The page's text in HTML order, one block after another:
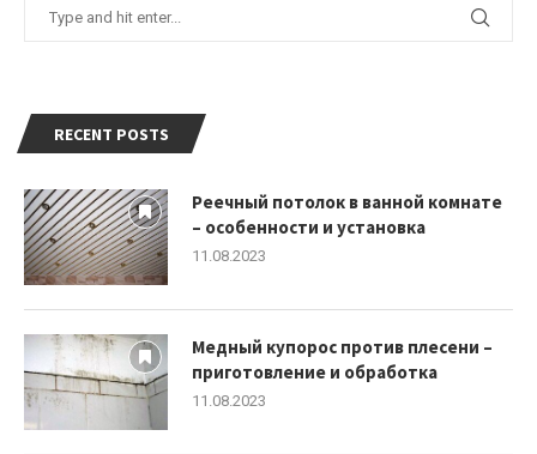
RECENT POSTS
Реечный потолок в ванной комнате
– особенности и установка
11.08.2023
Медный купорос против плесени –
приготовление и обработка
11.08.2023